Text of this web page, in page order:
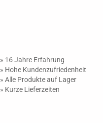
» 16 Jahre Erfahrung
» Hohe Kundenzufriedenheit
» Alle Produkte auf Lager
» Kurze Lieferzeiten